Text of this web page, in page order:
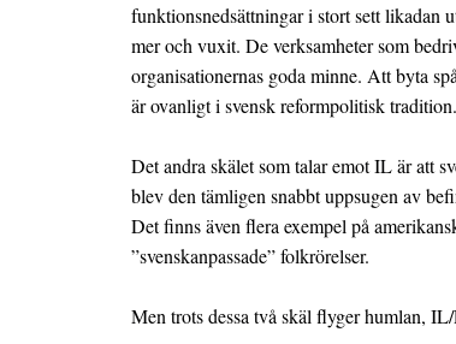
funktionsnedsättningar i stort sett likadan
mer och vuxit. De verksamheter som
organisationernas goda minne. Att byta
är ovanligt i svensk reformpolitisk tradition.
Det andra skälet som talar emot IL är att
blev den tämligen snabbt uppsugen av
Det finns även flera exempel på
”svenskanpassade” folkrörelser.
Men trots dessa två skäl flyger humlan,